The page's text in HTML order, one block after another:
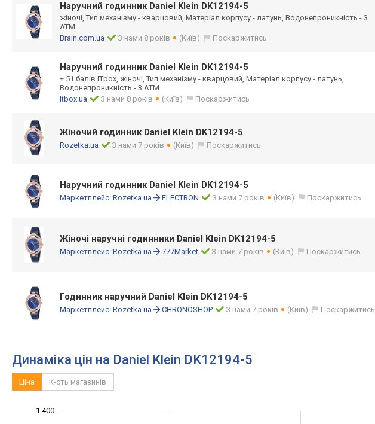
Наручний годинник Daniel Klein DK12194-5
жіночі, Тип механізму - кварцовий, Матеріал корпусу - латунь, Водонепроникність - 3
АТМ
Brain.com.ua
З нами 8 років (Київ) Поскаржитись
Наручний годинник Daniel Klein DK12194-5
+ 51 балів ITbox, жіночі, Тип механізму - кварцовий, Матеріал корпусу - латунь,
Водонепроникність - 3 АТМ
Itbox.ua
З нами 8 років (Київ) Поскаржитись
Жіночий годинник Daniel Klein DK12194-5
Rozetka.ua З нами 7 років (Київ) Поскаржитись
Наручний годинник Daniel Klein DK12194-5
Маркетплейс: Rozetka.ua ELECTRON З нами 7 років (Київ) Поскаржитись
Жіночі наручні годинники Daniel Klein DK12194-5
Маркетплейс: Rozetka.ua 777Market З нами 7 років (Київ) Поскаржитись
Годинник наручний Daniel Klein DK12194-5
Маркетплейс: Rozetka.ua CHRONOSHOP З нами 7 років (Київ) Поскаржитись
Динаміка цін на Daniel Klein DK12194-5
Ціна К-сть магазинів
1 400